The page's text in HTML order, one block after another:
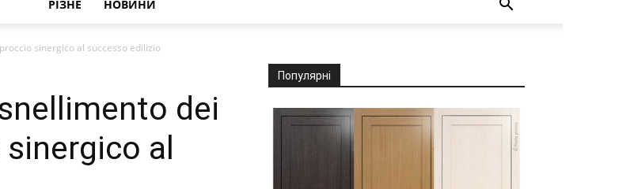
РІЗНЕ НОВИНИ
sinergico al successo edilizio
dei
al
Популярні